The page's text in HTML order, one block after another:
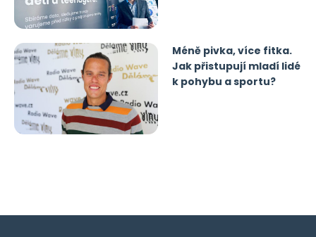
Méně pivka, více fitka.
Jak přistupují mladí lidé
k pohybu a sportu?